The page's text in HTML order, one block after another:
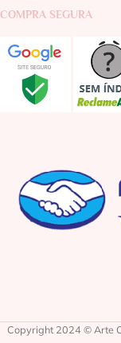
COMPRA SEGURA
Copyright 2024 © Arte